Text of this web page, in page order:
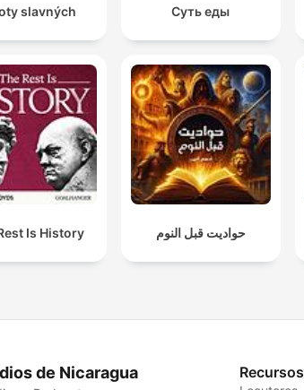
slavných Суть еды
Is History حواديت قبل النوم
de Nicaragua Recursos